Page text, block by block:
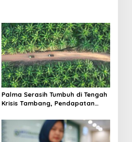
Palma Serasih Tumbuh di Tengah
Krisis Tambang, Pendapatan